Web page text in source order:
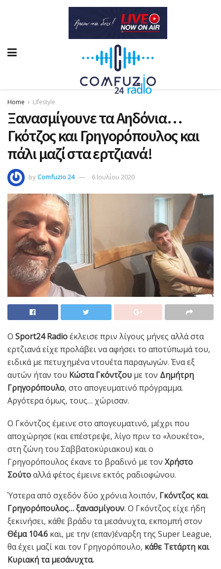
Home Lifestyle
Ξανασμίγουνε τα Αηδόνια…
Γκότζος και Γρηγορόπουλος και
πάλι μαζί στα ερτζιανά!
by Comfuzio 24 6 Ιουλίου 2020
Ο Sport24 Radioέκλεισε πριν λίγους μήνες αλλά στα
ερτζιανά είχε προλάβει να αφήσει το αποτύπωμά του,
ειδικά με πετυχημένα ντουέτα παραγωγών. Ένα εξ
αυτών ήταν του Κώστα Γκόντζου με τον Δημήτρη
Γρηγορόπουλο, στο απογευματινό πρόγραμμα.
Αργότερα όμως, τους… χώρισαν.
Ο Γκόντζος έμεινε στο απογευματινό, μέχρι που
αποχώρησε (και επέστρεψε, λίγο πριν το «λουκέτο»,
στη ζώνη του Σαββατοκύριακου) και ο
Γρηγορόπουλος έκανε το βραδινό με τον Χρήστο
Σούτοαλλά φέτος έμεινε εκτός ραδιοφώνου.
Ύστερα από σχεδόν δύο χρόνια λοιπόν, Γκόντζος και
Γρηγορόπουλος… ξανασμίγουν. Ο Γκόντζος είχε ήδη
ξεκινήσει, κάθε βράδυ τα μεσάνυχτα, εκπομπή στον
Θέμα 104.6 και, με την (επαν)έναρξη της Super League,
θα έχει μαζί και τον Γρηγορόπουλο, κάθε Τετάρτη και
Κυριακή τα μεσάνυχτα.